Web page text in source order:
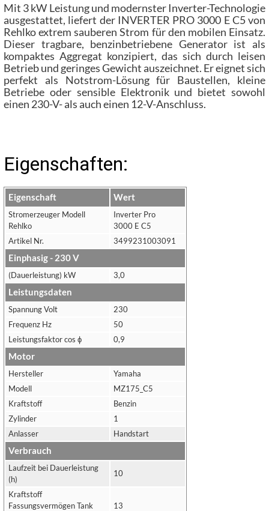
Mit 3 kW Leistung und modernster Inverter-Technologie
ausgestattet, liefert der INVERTER PRO 3000 E C5 von
Rehlko extrem sauberen Strom für den mobilen Einsatz.
Dieser tragbare, benzinbetriebene Generator ist als
kompaktes Aggregat konzipiert, das sich durch leisen
Betrieb und geringes Gewicht auszeichnet. Er eignet sich
perfekt als Notstrom-Lösung für Baustellen, kleine
Betriebe oder sensible Elektronik und bietet sowohl
einen 230-V- als auch einen 12-V-Anschluss.
Eigenschaften:
Eigenschaft Wert
Stromerzeuger Modell
Rehlko
Inverter Pro
3000 E C5
Artikel Nr.
3499231003091
Einphasig - 230 V
(Dauerleistung) kW 3,0
Leistungsdaten
Spannung Volt
230
Frequenz Hz
50
Leistungsfaktor cos ϕ
0,9
Motor
Hersteller
Yamaha
Modell
MZ175_C5
Kraftstoff
Benzin
Zylinder
1
Anlasser
Handstart
Verbrauch
Laufzeit bei Dauerleistung
(h)
10
Kraftstoff
Fassungsvermögen Tank
13